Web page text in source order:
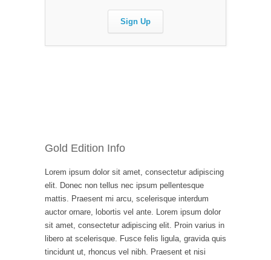
Sign Up
Gold Edition Info
Lorem ipsum dolor sit amet, consectetur adipiscing
elit. Donec non tellus nec ipsum pellentesque
mattis. Praesent mi arcu, scelerisque interdum
auctor ornare, lobortis vel ante. Lorem ipsum dolor
sit amet, consectetur adipiscing elit. Proin varius in
libero at scelerisque. Fusce felis ligula, gravida quis
tincidunt ut, rhoncus vel nibh. Praesent et nisi